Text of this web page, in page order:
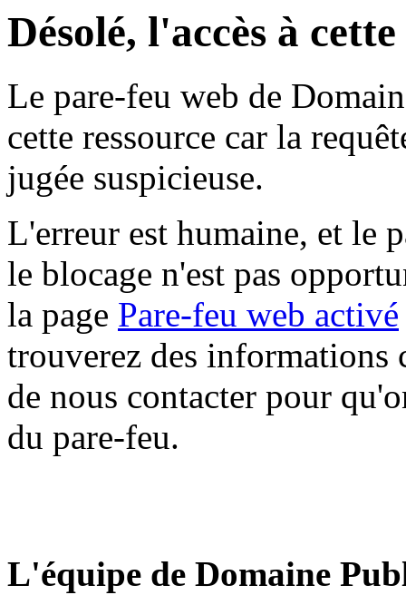
Désolé, l'accès à
Le pare-feu web de
cette ressource car la
jugée suspicieuse.
L'erreur est humaine, et le
le blocage n'est pas
la page Pare-feu web activé
trouverez des informations
de nous contacter pour
du pare-feu.
L'équipe de Domaine